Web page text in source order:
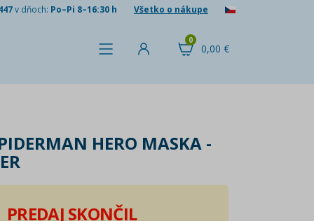
v dňoch: Po–Pi 8–16:30 h Všetko o nákupe
0,00 €
0
HERO MASKA -
PREDAJ SKONČIL